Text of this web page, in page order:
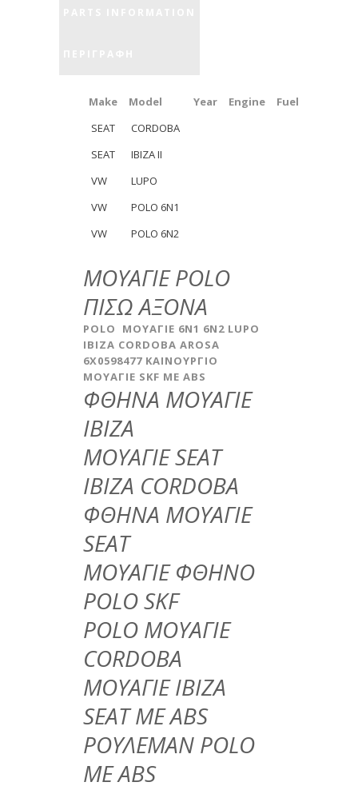
Make Model Year Engine
Fuel
SEAT
CORDOBA
SEAT
IBIZA II
VW
LUPO
VW
POLO 6N1
VW
POLO 6N2
ΜΟΥΑΓΙΕ POLO
ΠΙΣΩ ΑΞΟΝΑ
POLO ΜΟΥΑΓΙΕ 6N1 6N2 LUPO
IBIZA CORDOBA AROSA
6X0598477 KAINOYΡΓΙΟ
MOYΑΓΙΕ SKF ME ABS
ΦΘΗΝΑ ΜΟΥΑΓΙΕ
IBIZA
ΜΟΥΑΓΙΕ SEAT
IBIZA CORDOBA
ΦΘΗΝΑ ΜΟΥAΓΙΕ
SEAT
ΜΟΥΑΓΙΕ ΦΘΗΝΟ
POLO SKF
POLO ΜΟΥΑΓΙΕ
CORDOBA
ΜΟΥΑΓΙΕ ΙΒΙΖΑ
SEAT ME ABS
ΡΟYΛΕΜΑΝ POLO
ME ABS